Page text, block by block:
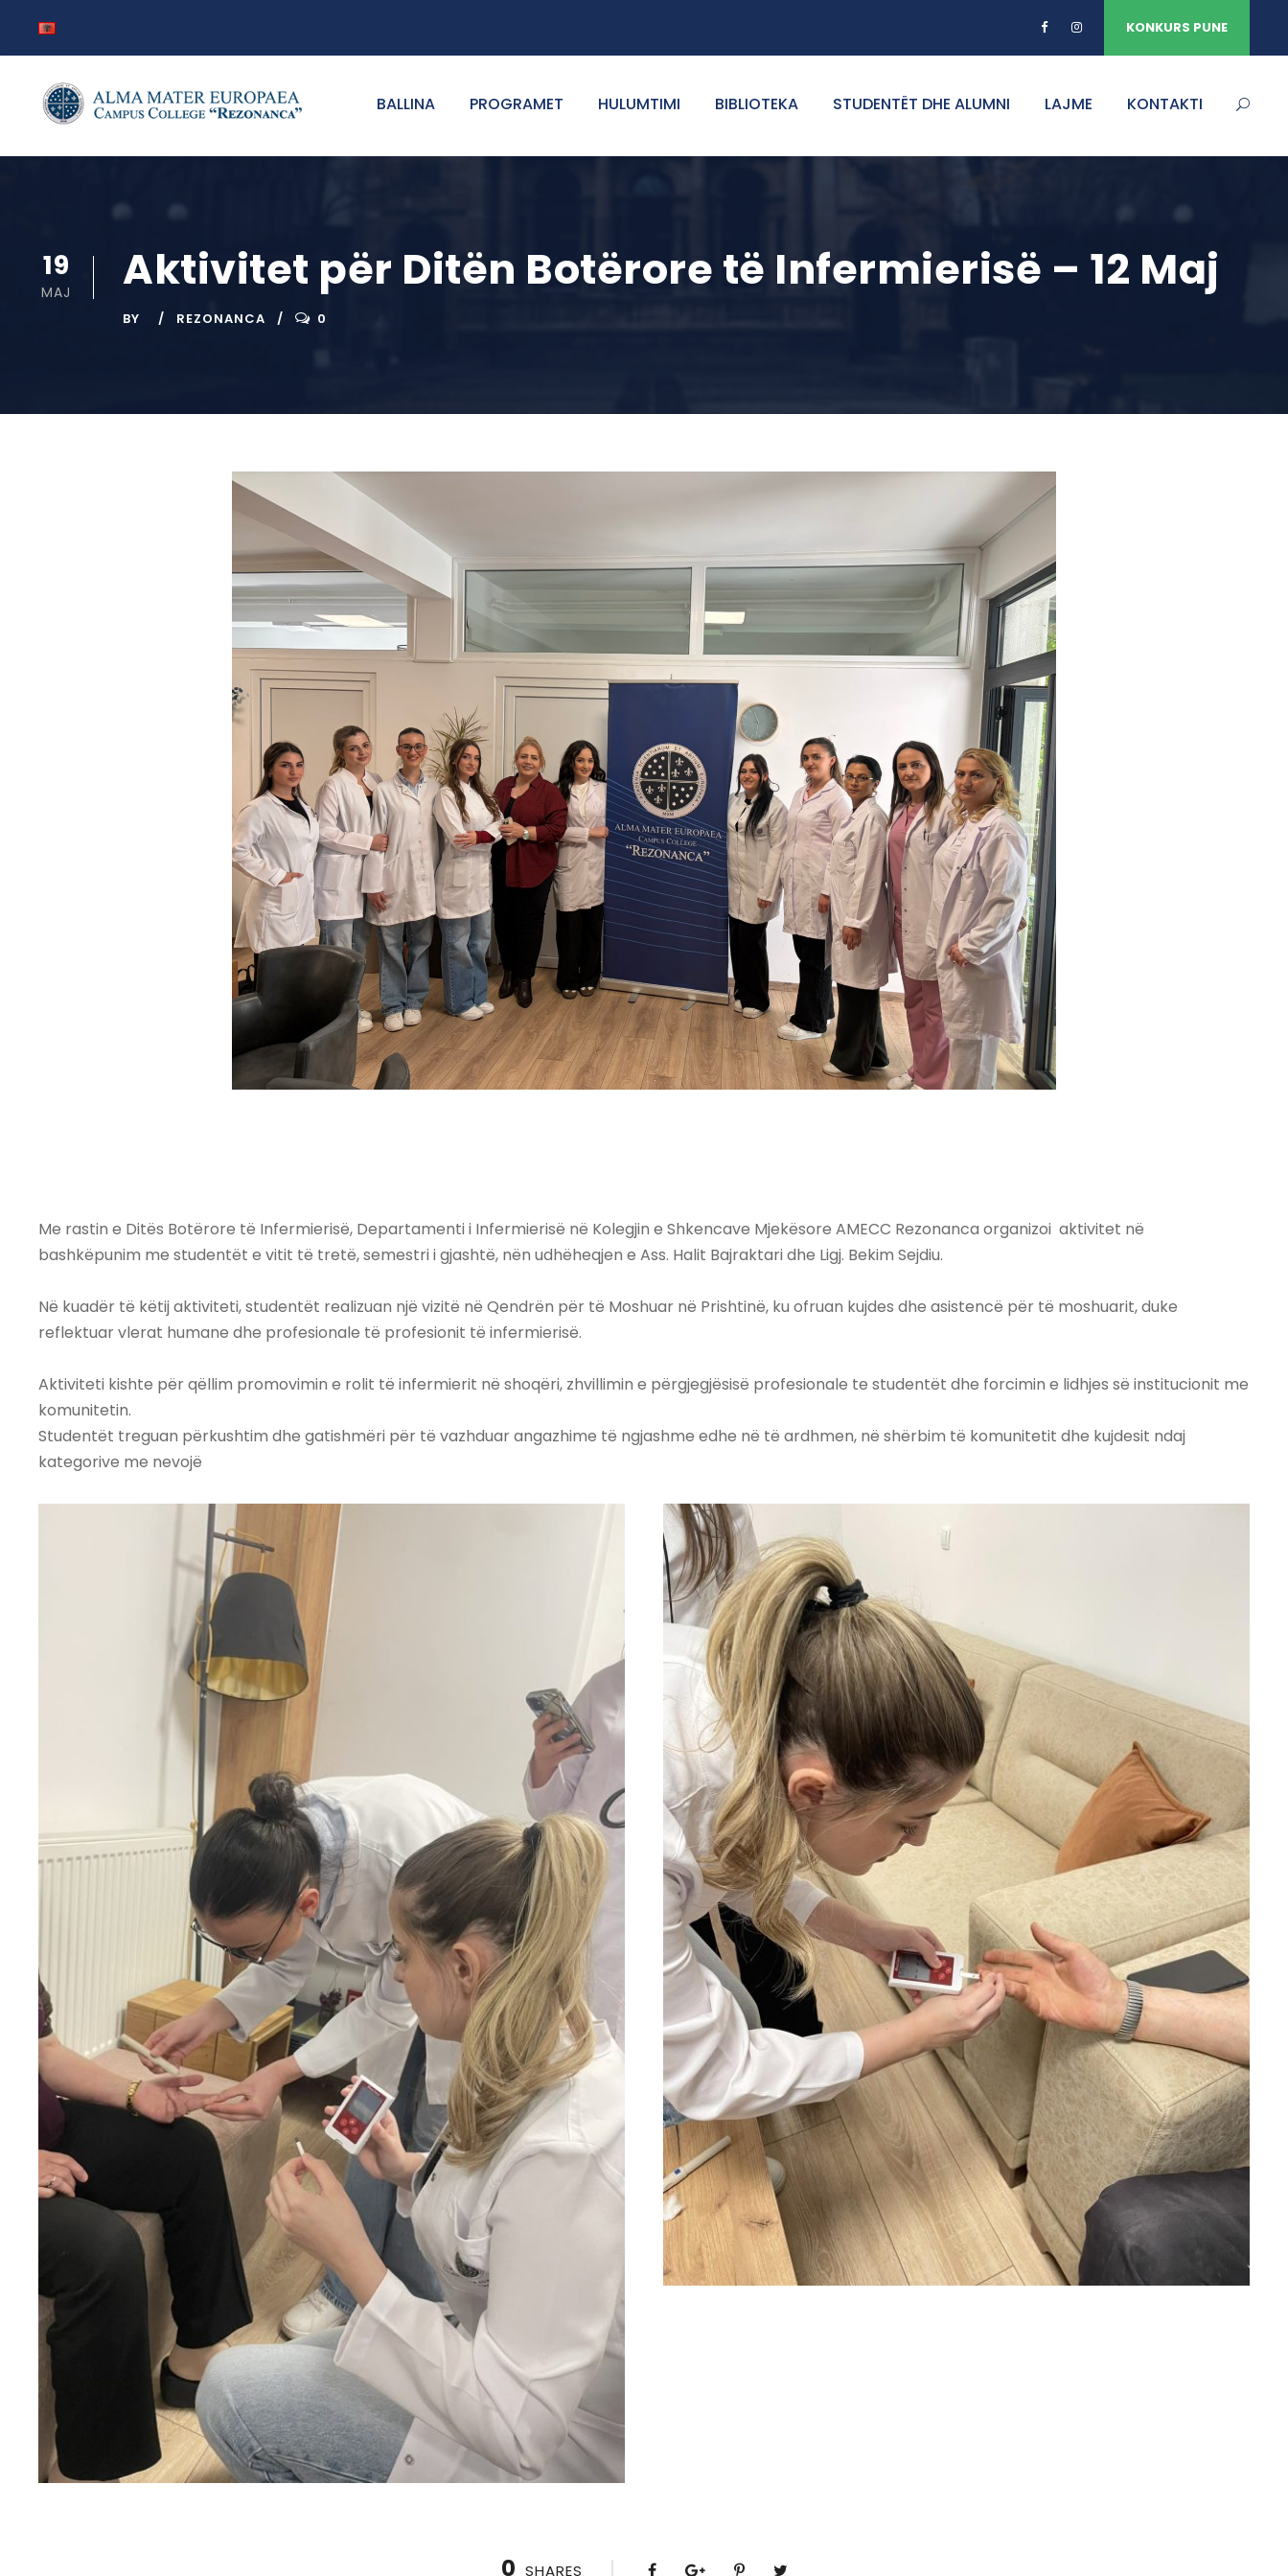
KONKURS PUNE
BALLINA PROGRAMET HULUMTIMI BIBLIOTEKA STUDENTËT DHE ALUMNI LAJME KONTAKTI
19
MAJ Aktivitet për Ditën Botërore të Infermierisë – 12 Maj
BY REZONANCA 0
Me rastin e Ditës Botërore të Infermierisë, Departamenti i Infermierisë në Kolegjin e Shkencave Mjekësore AMECC Rezonanca organizoi aktivitet në
bashkëpunim me studentët e vitit të tretë, semestri i gjashtë, nën udhëheqjen e Ass. Halit Bajraktari dhe Ligj. Bekim Sejdiu.
Në kuadër të këtij aktiviteti, studentët realizuan një vizitë në Qendrën për të Moshuar në Prishtinë, ku ofruan kujdes dhe asistencë për të moshuarit, duke
reflektuar vlerat humane dhe profesionale të profesionit të infermierisë.
Aktiviteti kishte për qëllim promovimin e rolit të infermierit në shoqëri, zhvillimin e përgjegjësisë profesionale te studentët dhe forcimin e lidhjes së institucionit me
komunitetin.
Studentët treguan përkushtim dhe gatishmëri për të vazhduar angazhime të ngjashme edhe në të ardhmen, në shërbim të komunitetit dhe kujdesit ndaj
kategorive me nevojë
0 SHARES